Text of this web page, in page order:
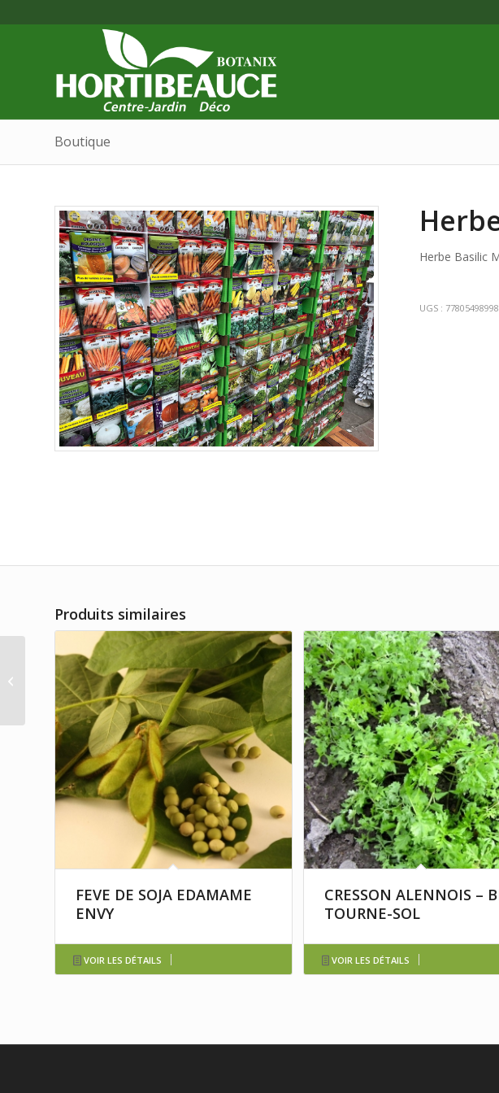
Boutique
Herbe Basilic
UGS :
Produits similaires
FEVE DE SOJA EDAMAME
ENVY
VOIR LES DÉTAILS
CRESSON ALENNOIS –
TOURNE-SOL
VOIR LES DÉTAILS
Herbe Basilic compact